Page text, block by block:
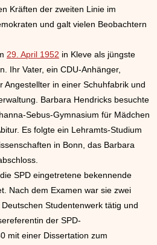
Kräften der zweiten Linie im
und galt vielen Beobachtern
29. April 1952 in Kleve als jüngste
Ihr Vater, ein CDU-Anhänger,
Angestellter in einer Schuhfabrik und
Barbara Hendricks besuchte
Sebus-Gymnasium für Mädchen
Es folgte ein Lehramts-Studium
in Bonn, das Barbara
SPD eingetretene bekennende
Nach dem Examen war sie zwei
Studentenwerk tätig und
der SPD-
mit einer Dissertation zum